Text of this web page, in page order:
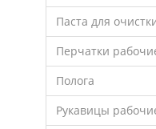
Паста для
Перчатки
Полога
Рукавицы